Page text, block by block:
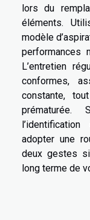
lors du
éléments.
modèle
performances
L’entretien
conformes,
constante,
adopter une
deux gestes
long terme de